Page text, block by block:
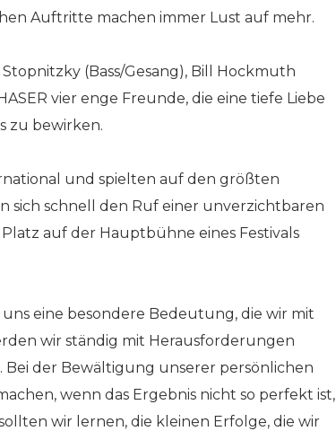
Auftritte machen immer Lust auf mehr.
(Bass/Gesang), Bill Hockmuth
vier enge Freunde, die eine tiefe Liebe
zu bewirken.
und spielten auf den größten
sich schnell den Ruf einer unverzichtbaren
auf der Hauptbühne eines Festivals
uns eine besondere Bedeutung, die wir mit
wir ständig mit Herausforderungen
Bei der Bewältigung unserer persönlichen
wenn das Ergebnis nicht so perfekt ist,
wir lernen, die kleinen Erfolge, die wir